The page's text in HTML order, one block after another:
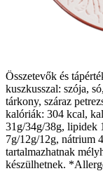
Összetevők és
kuszkusszal: szója,
tárkony, száraz
kalóriák: 304 kcal,
31g/34g/38g, lipidek
7g/12g/12g, nátrium
tartalmazhatnak
készülhetnek.